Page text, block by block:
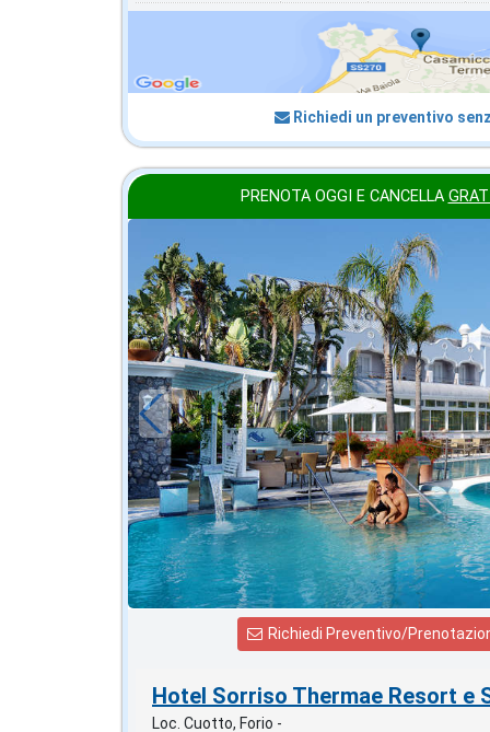
Richiedi un preventivo
PRENOTA OGGI E CANCELLA
2026 FERRAGOSTO
in offerta da
€116,21
a notte
Richiedi Preventivo/
Hotel Sorriso Thermae Resort e
Loc. Cuotto, Forio -